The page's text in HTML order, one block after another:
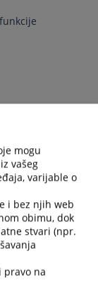
mogu
vašeg
varijable o
i bez njih web
obimu, dok
stvari (npr.
pravo na